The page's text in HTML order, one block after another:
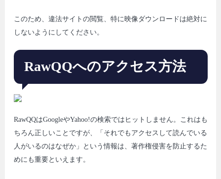
このため、違法サイトの閲覧、特に映像ダウンロードは絶対に
しないようにしてください。
RawQQへのアクセス方法
RawQQはGoogleやYahoo!の検索ではヒットしません。これはも
ちろん正しいことですが、「それでもアクセスして読んでいる
人がいるのはなぜか」という情報は、著作権侵害を防止するた
めにも重要といえます。